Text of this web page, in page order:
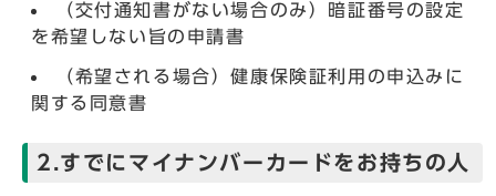
（交付通知書がない場合のみ）暗証番号の設定
を希望しない旨の申請書
（希望される場合）健康保険証利用の申込みに
関する同意書
2.すでにマイナンバーカードをお持ちの人